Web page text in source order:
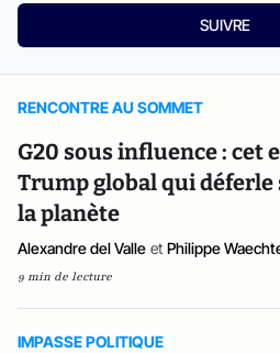
SUIVRE
RENCONTRE AU SOMMET
G20 sous influence : cet
Trump global qui déferle
la planète
Alexandre del Valle et Philippe
9 min de lecture
IMPASSE POLITIQUE